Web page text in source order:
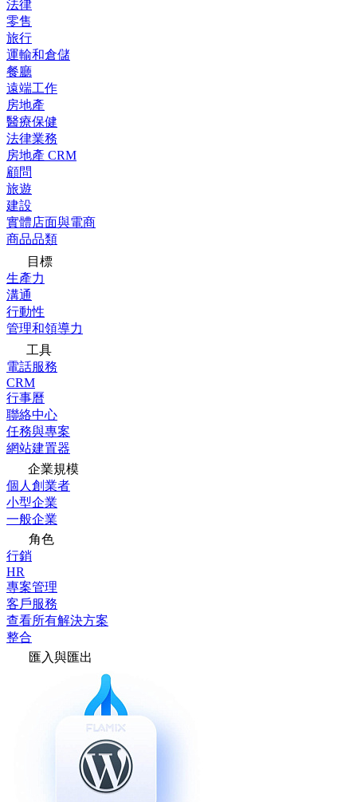
法律
零售
旅行
運輸和倉儲
餐廳
遠端工作
房地產
醫療保健
法律業務
房地產 CRM
顧問
旅遊
建設
實體店面與電商
商品品類
目標
生產力
溝通
行動性
管理和領導力
工具
電話服務
CRM
行事曆
聯絡中心
任務與專案
網站建置器
企業規模
個人創業者
小型企業
一般企業
角色
行銷
HR
專案管理
客戶服務
查看所有解決方案
整合
匯入與匯出